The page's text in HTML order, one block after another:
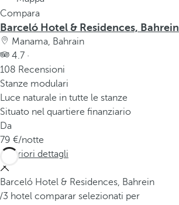
Compara
Barceló Hotel & Residences, Bahrein
Manama, Bahrain
4.7 ·
108 Recensioni
Stanze modulari
Luce naturale in tutte le stanze
Situato nel quartiere finanziario
Da
79
/notte
Ulteriori dettagli
Barceló Hotel & Residences, Bahrein
/3 hotel comparar selezionati per